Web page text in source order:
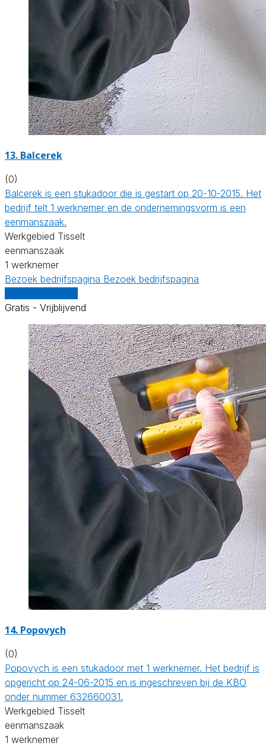
13. Balcerek
(0)
Balcerek is een stukadoor die is gestart op 20-10-2015. Het
bedrijf telt 1 werknemer en de ondernemingsvorm is een
eenmanszaak.
Werkgebied Tisselt
eenmanszaak
1 werknemer
Bezoek bedrijfspagina Bezoek bedrijfspagina
Gratis - Vrijblijvend
14. Popovych
(0)
Popovych is een stukadoor met 1 werknemer. Het bedrijf is
opgericht op 24-06-2015 en is ingeschreven bij de KBO
onder nummer 632660031.
Werkgebied Tisselt
eenmanszaak
1 werknemer